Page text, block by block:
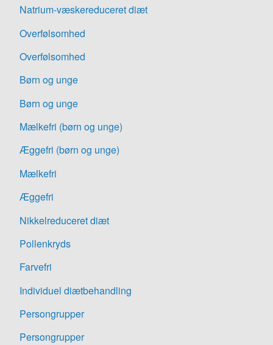
Natrium-væskereduceret diæt
Overfølsomhed
Overfølsomhed
Børn og unge
Børn og unge
Mælkefri (børn og unge)
Æggefri (børn og unge)
Mælkefri
Æggefri
Nikkelreduceret diæt
Pollenkryds
Farvefri
Individuel diætbehandling
Persongrupper
Persongrupper